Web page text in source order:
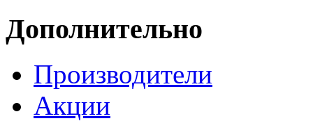
Дополнительно
Производители
Акции